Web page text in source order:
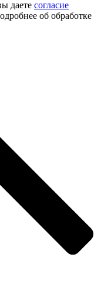
даете согласие
об обработке